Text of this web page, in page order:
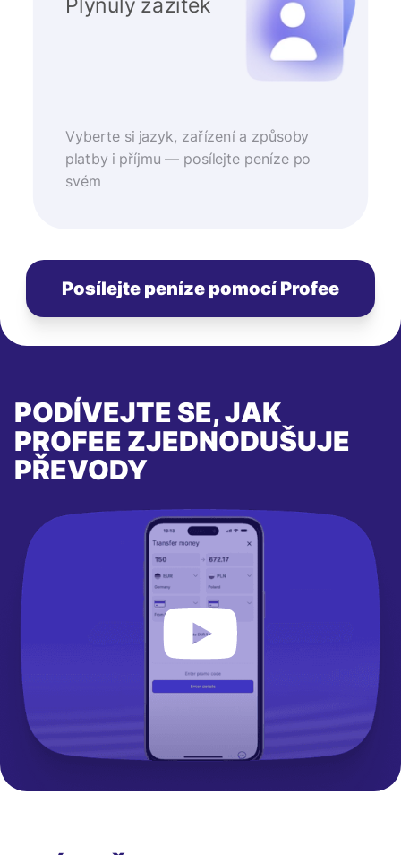
Plynulý zážitek
Vyberte si jazyk, zařízení a způsoby
platby i příjmu — posílejte peníze po
svém
Posílejte peníze pomocí Profee
PODÍVEJTE SE, JAK
PROFEE ZJEDNODUŠUJE
PŘEVODY